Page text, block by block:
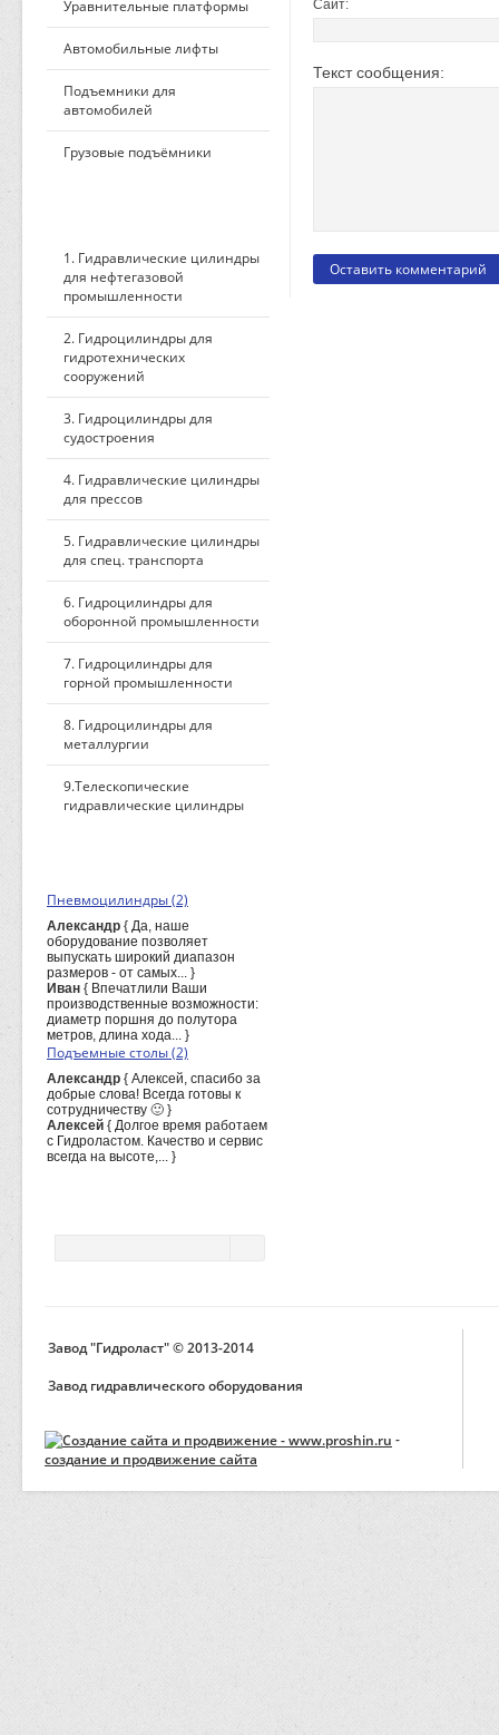
Сайт:
Текст сообщения:
Уравнительные платформы
Автомобильные лифты
Подъемники для
автомобилей
Грузовые подъёмники
1. Гидравлические цилиндры
для нефтегазовой
промышленности
2. Гидроцилиндры для
гидротехнических
сооружений
3. Гидроцилиндры для
судостроения
4. Гидравлические цилиндры
для прессов
5. Гидравлические цилиндры
для спец. транспорта
6. Гидроцилиндры для
оборонной промышленности
7. Гидроцилиндры для
горной промышленности
8. Гидроцилиндры для
металлургии
9.Телескопические
гидравлические цилиндры
Пневмоцилиндры (2)
Александр { Да, наше
оборудование позволяет
выпускать широкий диапазон
размеров - от самых... }
Иван { Впечатлили Ваши
производственные возможности:
диаметр поршня до полутора
метров, длина хода... }
Подъемные столы (2)
Александр { Алексей, спасибо за
добрые слова! Всегда готовы к
сотрудничеству 🙂 }
Алексей { Долгое время работаем
с Гидроластом. Качество и сервис
всегда на высоте,... }
Завод "Гидроласт" © 2013-2014
Завод гидравлического оборудования
-
создание и продвижение сайта